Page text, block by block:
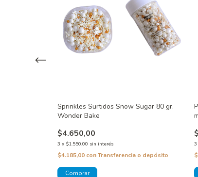
Sprinkles Surtidos Snow Sugar 80 gr.
Wonder Bake
$4.650,00
3 x $1.550,00 sin interés
$4.185,00 conTransferencia o depósito
3